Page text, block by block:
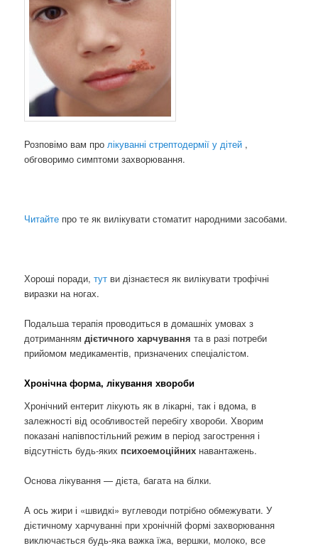
Розповімо вам пролікуванні стрептодермії у дітей ,
обговоримо симптоми захворювання.
Читайте про те як вилікувати стоматит народними засобами.
Хороші поради,тут ви дізнаєтеся як вилікувати трофічні
виразки на ногах.
Подальша терапія проводиться в домашніх умовах з
дотриманнямдієтичного харчуваннята в разі потреби
прийомом медикаментів, призначених спеціалістом.
Хронічна форма, лікування хвороби
Хронічний ентерит лікують як в лікарні, так і вдома, в
залежності від особливостей перебігу хвороби. Хворим
показані напівпостільний режим в період загострення і
відсутність будь-яких психоемоційних навантажень.
Основа лікування — дієта, багата на білки.
А ось жири і «швидкі» вуглеводи потрібно обмежувати. У
дієтичному харчуванні при хронічній формі захворювання
виключається будь-яка важка їжа, вершки, молоко, все